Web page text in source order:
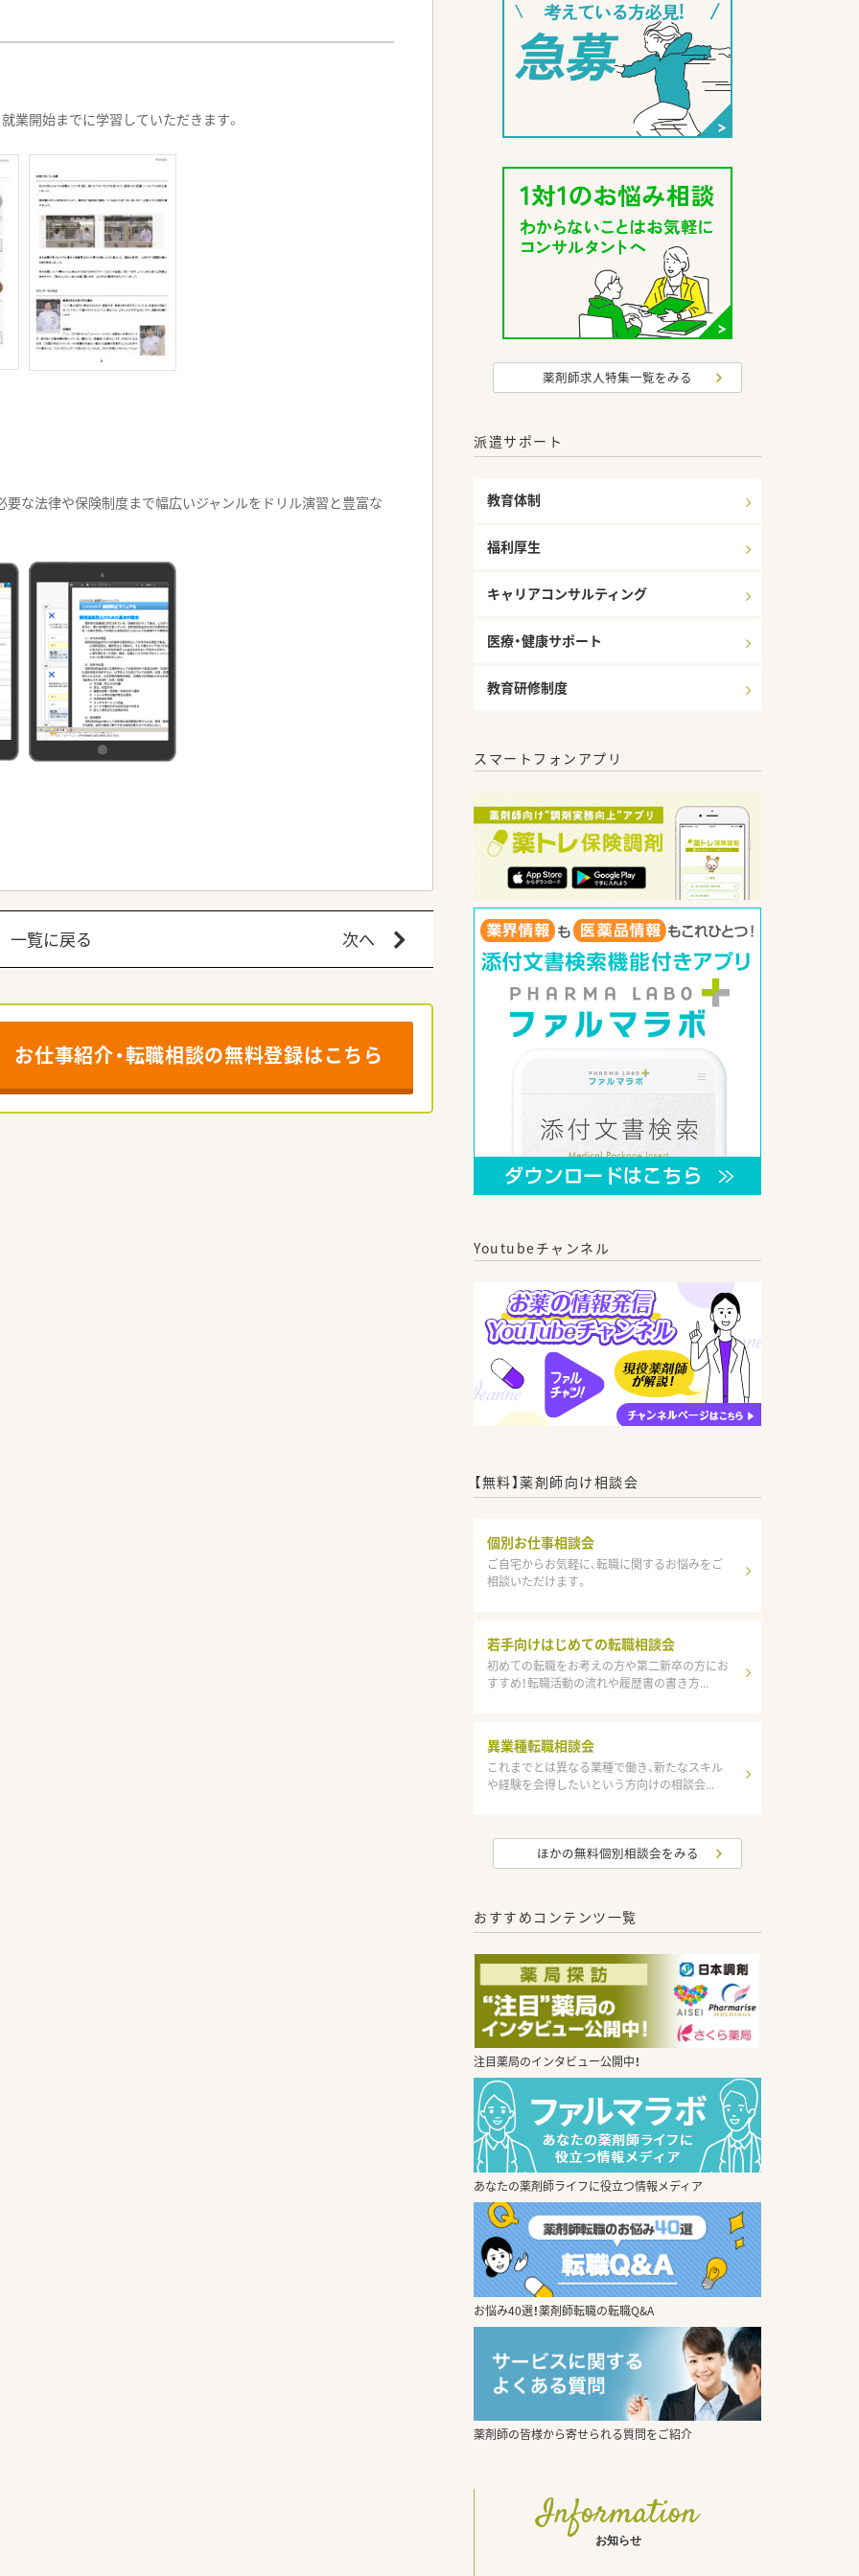
業開始までに学習していただきます。
要な法律や保険制度まで幅広いジャンルをドリル演習と豊富な
一覧に戻る 次へ
お仕事紹介・転職相談の無料登録はこちら
薬剤師求人特集一覧をみる
派遣サポート
教育体制
福利厚生
キャリアコンサルティング
医療・健康サポート
教育研修制度
スマートフォンアプリ
Youtubeチャンネル
【無料】薬剤師向け相談会
個別お仕事相談会
ご自宅からお気軽に、転職に関するお悩みをご
相談いただけます。
若手向けはじめての転職相談会
初めての転職をお考えの方や第二新卒の方にお
すすめ！転職活動の流れや履歴書の書き方...
異業種転職相談会
これまでとは異なる業種で働き、新たなスキル
や経験を会得したいという方向けの相談会...
ほかの無料個別相談会をみる
おすすめコンテンツ一覧
注目薬局のインタビュー公開中！
あなたの薬剤師ライフに役立つ情報メディア
お悩み40選！薬剤師転職の転職Q&A
薬剤師の皆様から寄せられる質問をご紹介
Information
お知らせ